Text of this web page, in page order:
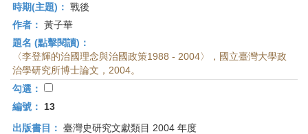
時期(主題)： 戰後
作者： 黃子華
題名 (點擊閱讀)：
〈李登輝的治國理念與治國政策1988 - 2004〉，國立臺灣大學政
治學研究所博士論文，2004。
勾選：
編號：
13
出版書目： 臺灣史研究文獻類目 2004 年度